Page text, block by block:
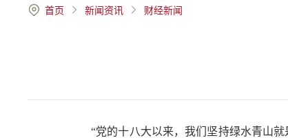
首页 新闻资讯 财经新闻
“党的十八大以来，我们坚持绿水青山